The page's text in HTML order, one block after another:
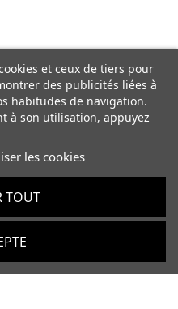
et ceux de tiers pour
des publicités liées à
habitudes de navigation.
à son utilisation, appuyez
les cookies
TOUT